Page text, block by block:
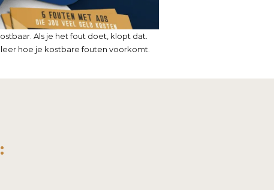
Als je het fout doet, klopt dat.
hoe je kostbare fouten voorkomt.